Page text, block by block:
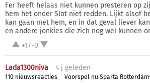
Fer heeft helaas niet kunnen presteren op
hem het onder Slot niet redden. Lijkt alsof
kan gaan met hem, en in dat geval liever
en andere jonkies die zich nog wel kunnen
+1/-0
Lada1300niva 4 j geleden
110 nieuwsreacties
Voorspel nu Sparta